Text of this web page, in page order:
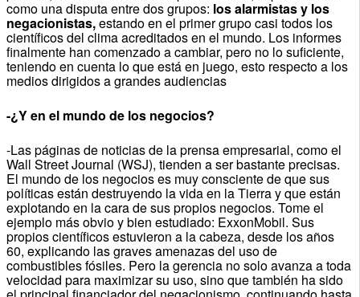
como una disputa entre dos grupos: los alarmistas y los
negacionistas,estando en el primer grupo casi todos los
científicos del clima acreditados en el mundo. Los informes
finalmente han comenzado a cambiar, pero no lo suficiente,
teniendo en cuenta lo que está en juego, esto respecto a los
medios dirigidos a grandes audiencias
-¿Y en el mundo de los negocios?
-Las páginas de noticias de la prensa empresarial, como el
Wall Street Journal (WSJ), tienden a ser bastante precisas.
El mundo de los negocios es muy consciente de que sus
políticas están destruyendo la vida en la Tierra y que están
explotando en la cara de sus propios negocios. Tome el
ejemplo más obvio y bien estudiado: ExxonMobil. Sus
propios científicos estuvieron a la cabeza, desde los años
60, explicando las graves amenazas del uso de
combustibles fósiles. Pero la gerencia no solo avanza a toda
velocidad para maximizar su uso, sino que también ha sido